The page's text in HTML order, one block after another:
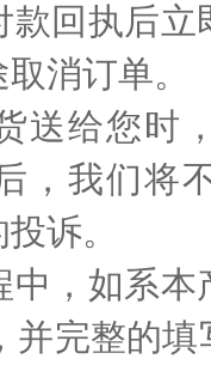
款回执后
消订单。
送给您时
，我们将
诉。
中，如系
并完整的